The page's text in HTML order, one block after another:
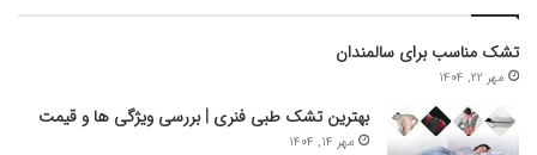
تشک مناسب برای سالمندان
مهر 22, 1404
بهترین تشک طبی فنری | بررسی ویژگی ها و قیمت
مهر 14, 1404